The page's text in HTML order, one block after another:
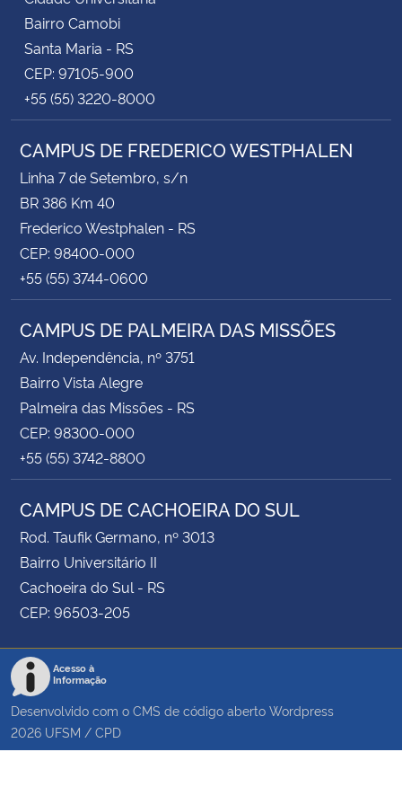
Bairro Camobi
Santa Maria - RS
CEP: 97105-900
+55 (55) 3220-8000
CAMPUS DE FREDERICO WESTPHALEN
Linha 7 de Setembro, s/n
BR 386 Km 40
Frederico Westphalen - RS
CEP: 98400-000
+55 (55) 3744-0600
CAMPUS DE PALMEIRA DAS MISSÕES
Av. Independência, nº 3751
Bairro Vista Alegre
Palmeira das Missões - RS
CEP: 98300-000
+55 (55) 3742-8800
CAMPUS DE CACHOEIRA DO SUL
Rod. Taufik Germano, nº 3013
Bairro Universitário II
Cachoeira do Sul - RS
CEP: 96503-205
Acesso à
Informação
Desenvolvido com o CMS de código aberto Wordpress
2026 UFSM / CPD